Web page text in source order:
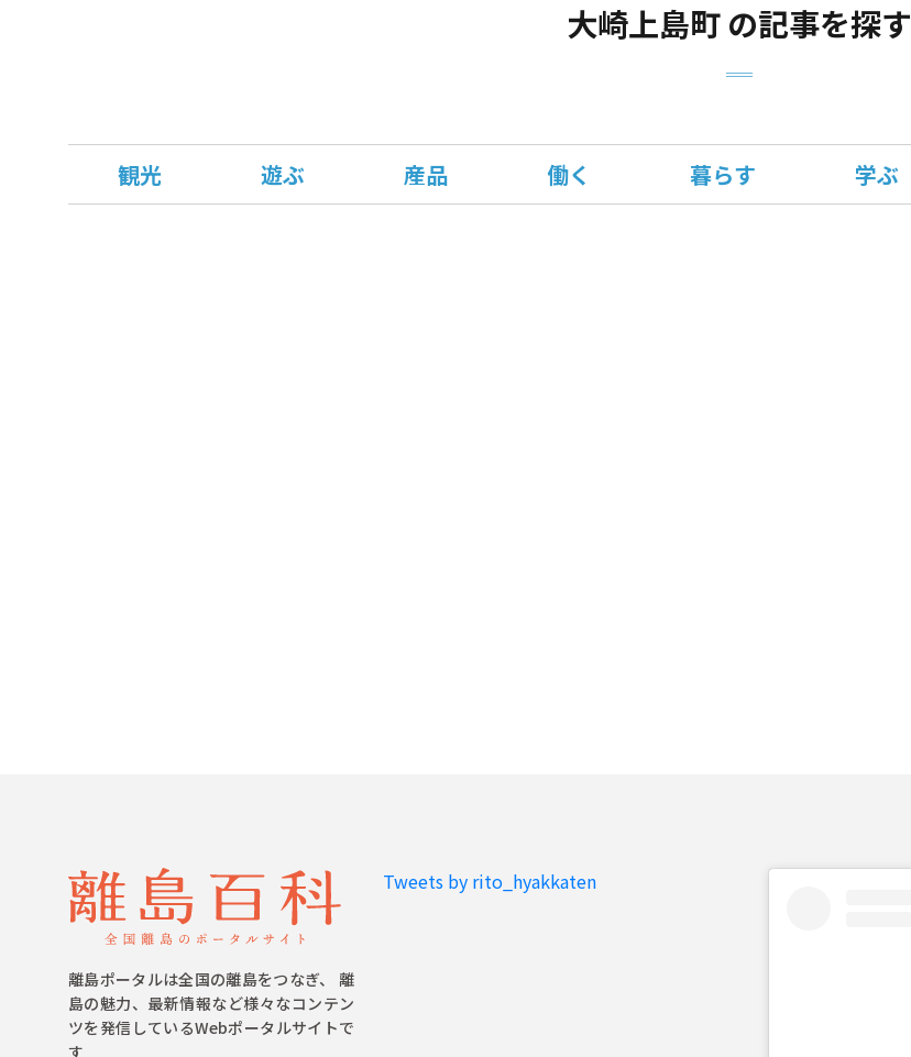
大崎上島町 の記事を探す
観光 遊ぶ 産品 働く 暮らす 学ぶ
離島ポータルは全国の離島をつなぎ、 離
島の魅力、最新情報など様々なコンテン
ツを発信しているWebポータルサイトで
す
Tweets by rito_hyakkaten